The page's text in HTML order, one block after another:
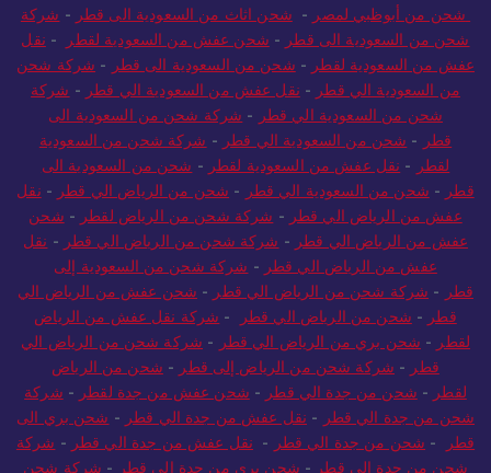
شحن من أبوظبي لمصر - شحن اثاث من السعودية الى قطر - شركة
شحن من السعودية الى قطر - شحن عفش من السعودية لقطر - نقل
عفش من السعودية لقطر - شحن من السعودية الى قطر - شركة شحن
من السعودية الي قطر - نقل عفش من السعودية الي قطر - شركة
شحن من السعودية الي قطر - شركة شحن من السعودية الى
قطر - شحن من السعودية الي قطر - شركة شحن من السعودية
لقطر - نقل عفش من السعودية لقطر - شحن من السعودية الى
قطر - شحن من السعودية الي قطر - شحن من الرياض الي قطر - نقل
عفش من الرياض الي قطر - شركة شحن من الرياض لقطر - شحن
عفش من الرياض الي قطر - شركة شحن من الرياض الي قطر - نقل
عفش من الرياض الي قطر - شركة شحن من السعودية إلى
قطر - شركة شحن من الرياض الي قطر - شحن عفش من الرياض الي
قطر - شحن من الرياض الي قطر - شركة نقل عفش من الرياض
لقطر - شحن بري من الرياض الي قطر - شركة شحن من الرياض الي
قطر - شركة شحن من الرياض إلى قطر - شحن من الرياض
لقطر - شحن من جدة الي قطر - شحن عفش من جدة لقطر - شركة
شحن من جدة الي قطر - نقل عفش من جدة الي قطر - شحن بري الى
قطر
- شحن من جدة الي قطر - نقل عفش من جدة الي قطر - شركة
شحن من جدة الي قطر - شحن بري من جدة الي قطر - شركة شحن